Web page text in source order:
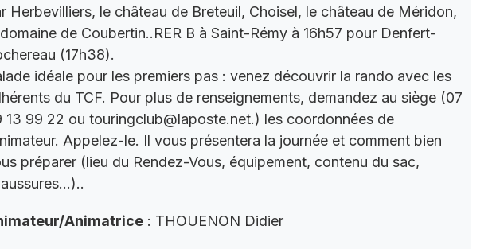
Herbevilliers, le château de Breteuil, Choisel, le château de Méridon,
de Coubertin..RER B à Saint-Rémy à 16h57 pour Denfert-
(17h38).
idéale pour les premiers pas : venez découvrir la rando avec les
du TCF. Pour plus de renseignements, demandez au siège (07
13 99 22 ou touringclub@laposte.net.) les coordonnées de
Appelez-le. Il vous présentera la journée et comment bien
préparer (lieu du Rendez-Vous, équipement, contenu du sac,
Animatrice : THOUENON Didier